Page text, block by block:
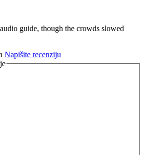
guide, though the crowds slowed
Napišite recenziju